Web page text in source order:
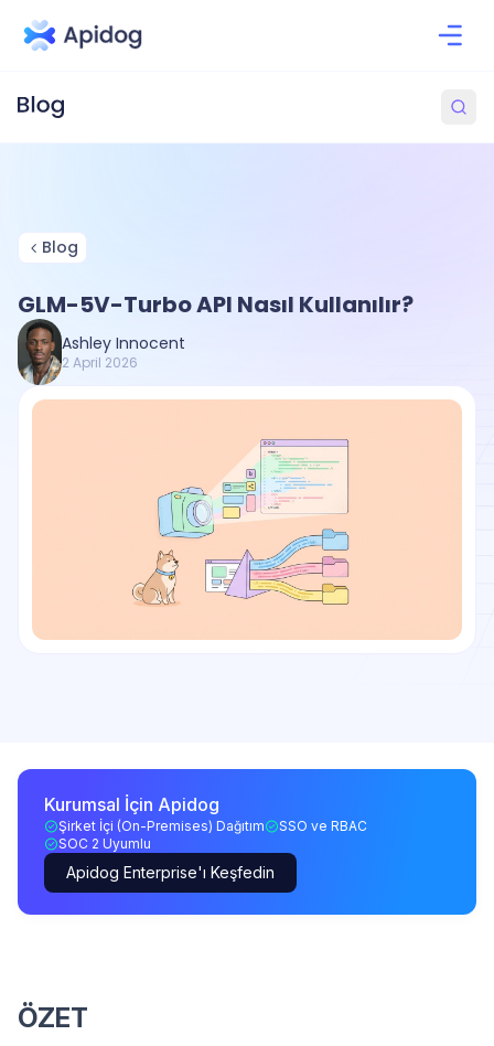
Blog
GLM-5V-Turbo API Nasıl Kullanılır?
Ashley Innocent
2 April 2026
Kurumsal İçin Apidog
Şirket İçi (On-Premises) Dağıtım
SSO ve RBAC
SOC 2 Uyumlu
Apidog Enterprise'ı Keşfedin
ÖZET